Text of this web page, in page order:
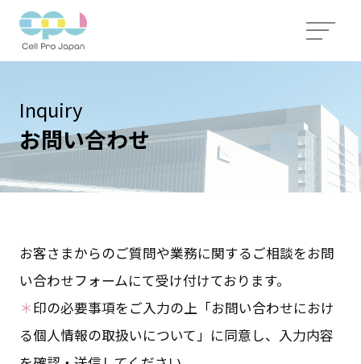
Inquiry
お問い合わせ
お客さまからのご質問や業務に関するご相談をお問
い合わせフォームにて受け付けております。
＊印の必要事項をご入力の上「お問い合わせにおけ
る個人情報の取扱いについて」に同意し、入力内容